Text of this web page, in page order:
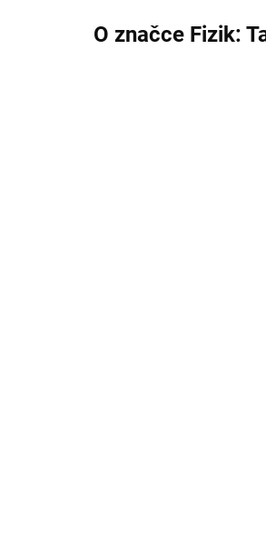
O značce Fizik: